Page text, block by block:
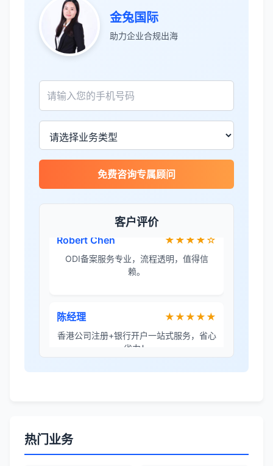
金兔国际
助力企业合规出海
免费咨询专属顾问
客户评价
王总
泰国公司注册比预想的复杂，多亏有专业
团队协助。
李女士 ★★★★★
境外投资备案流程清晰，顾问非常耐心解
Robert Chen ★★★★☆
ODI备案服务专业，流程透明，值得信
赖。
陈经理 ★★★★★
香港公司注册+银行开户一站式服务，省心
省力！
热门业务